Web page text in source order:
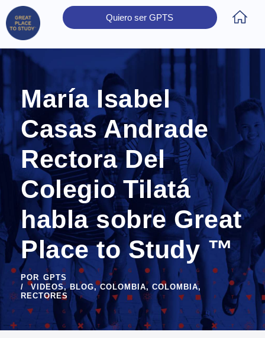
Quiero ser GPTS
María Isabel
Casas Andrade
Rectora Del
Colegio Tilatá
habla sobre Great
Place to Study ™
POR GPTS
VIDEOS, BLOG, COLOMBIA, COLOMBIA,
RECTORES